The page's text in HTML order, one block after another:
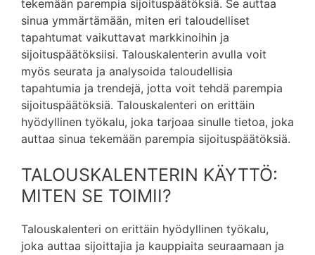
tekemään parempia sijoituspäätöksiä. Se auttaa
sinua ymmärtämään, miten eri taloudelliset
tapahtumat vaikuttavat markkinoihin ja
sijoituspäätöksiisi. Talouskalenterin avulla voit
myös seurata ja analysoida taloudellisia
tapahtumia ja trendejä, jotta voit tehdä parempia
sijoituspäätöksiä. Talouskalenteri on erittäin
hyödyllinen työkalu, joka tarjoaa sinulle tietoa, joka
auttaa sinua tekemään parempia sijoituspäätöksiä.
TALOUSKALENTERIN KÄYTTÖ:
MITEN SE TOIMII?
Talouskalenteri on erittäin hyödyllinen työkalu,
joka auttaa sijoittajia ja kauppiaita seuraamaan ja